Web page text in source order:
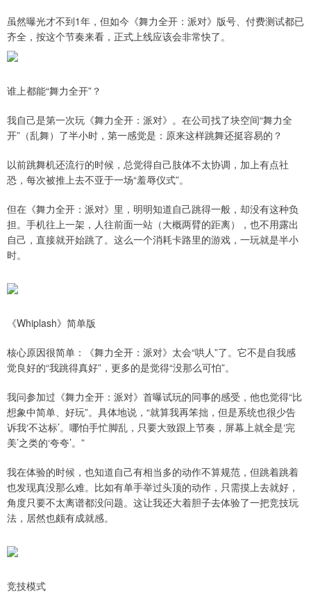
虽然曝光才不到1年，但如今《舞力全开：派对》版号、付费测试都已
齐全，按这个节奏来看，正式上线应该会非常快了。
谁上都能“舞力全开”？
我自己是第一次玩《舞力全开：派对》。在公司找了块空间“舞力全
开”（乱舞）了半小时，第一感觉是：原来这样跳舞还挺容易的？
以前跳舞机还流行的时候，总觉得自己肢体不太协调，加上有点社
恐，每次被推上去不亚于一场“羞辱仪式”。
但在《舞力全开：派对》里，明明知道自己跳得一般，却没有这种负
担。手机往上一架，人往前面一站（大概两臂的距离），也不用露出
自己，直接就开始跳了。这么一个消耗卡路里的游戏，一玩就是半小
时。
《Whiplash》简单版
核心原因很简单：《舞力全开：派对》太会“哄人”了。它不是自我感
觉良好的“我跳得真好”，更多的是觉得“没那么可怕”。
我问参加过《舞力全开：派对》首曝试玩的同事的感受，他也觉得“比
想象中简单、好玩”。具体地说，“就算我再笨拙，但是系统也很少告
诉我‘不达标’。哪怕手忙脚乱，只要大致跟上节奏，屏幕上就全是‘完
美’之类的‘夸夸’。”
我在体验的时候，也知道自己有相当多的动作不算规范，但跳着跳着
也发现真没那么难。比如有单手举过头顶的动作，只需摸上去就好，
角度只要不太离谱都没问题。这让我还大着胆子去体验了一把竞技玩
法，居然也颇有成就感。
竞技模式